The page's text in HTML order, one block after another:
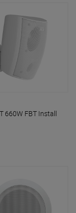
660W FBT Install